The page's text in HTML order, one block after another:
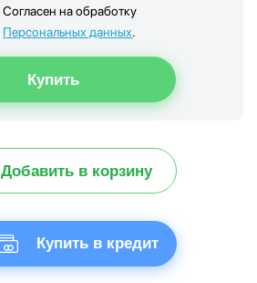
Согласен на обработку
Персональных данных.
Добавить в корзину
Купить в кредит